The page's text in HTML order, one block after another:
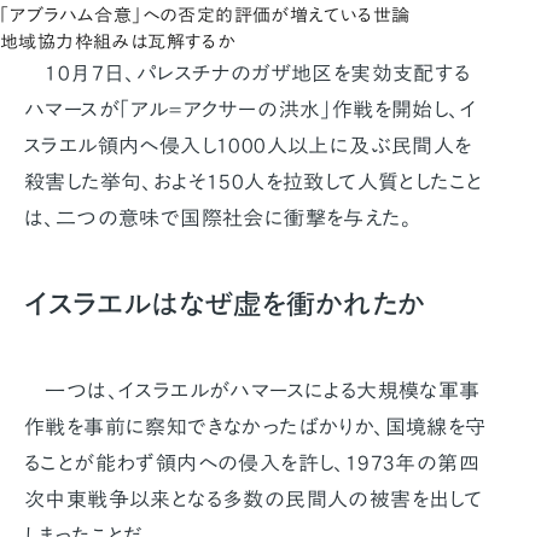
「アブラハム合意」への否定的評価が増えている世論
地域協力枠組みは瓦解するか
10月7日、パレスチナのガザ地区を実効支配する
ハマースが「アル=アクサーの洪水」作戦を開始し、イ
スラエル領内へ侵入し1000人以上に及ぶ民間人を
殺害した挙句、およそ150人を拉致して人質としたこと
は、二つの意味で国際社会に衝撃を与えた。
イスラエルはなぜ虚を衝かれたか
一つは、イスラエルがハマースによる大規模な軍事
作戦を事前に察知できなかったばかりか、国境線を守
ることが能わず領内への侵入を許し、1973年の第四
次中東戦争以来となる多数の民間人の被害を出して